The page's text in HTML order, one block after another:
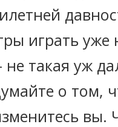
играть уже
такая уж
о том,
вы.